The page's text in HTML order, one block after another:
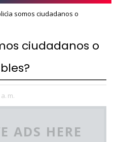
somos ciudadanos o
ciudadanos o
m.
ADS HERE